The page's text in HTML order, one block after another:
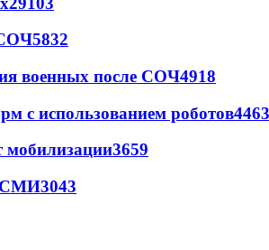
5832
военных после СОЧ4918
с использованием роботов4463
мобилизации3659
СМИ3043